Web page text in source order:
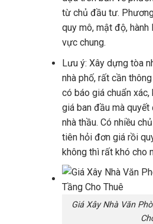
từ chủ đầu tư.
quy mô, mật độ, hành
vực chung.
Lưu ý: Xây dựng tòa
nhà phố, rất cần
có báo giá chuẩn
giá ban đầu mà
nhà thầu. Có nhiều
tiên hỏi đơn giá rồi
không thì rất khó cho
Giá Xây Nhà Văn